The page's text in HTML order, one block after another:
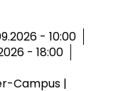
- 10:00
- 18:00
Campus |